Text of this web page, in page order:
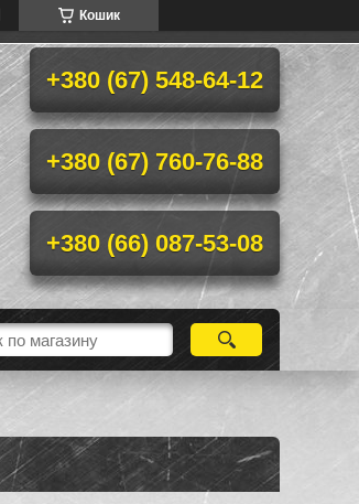
Кошик
+380 (67) 548-64-12
+380 (67) 760-76-88
+380 (66) 087-53-08